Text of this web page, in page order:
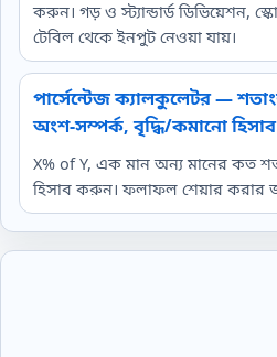
করুন। গড় ও স্ট্যান্ডার্ড ডিভিয়েশন,
টেবিল থেকে ইনপুট নেওয়া যায়।
পার্সেন্টেজ ক্যালকুলেটর —
অংশ‑সম্পর্ক, বৃদ্ধি/কমানো
X% of Y, এক মান অন্য মানের কত
হিসাব করুন। ফলাফল শেয়ার করার